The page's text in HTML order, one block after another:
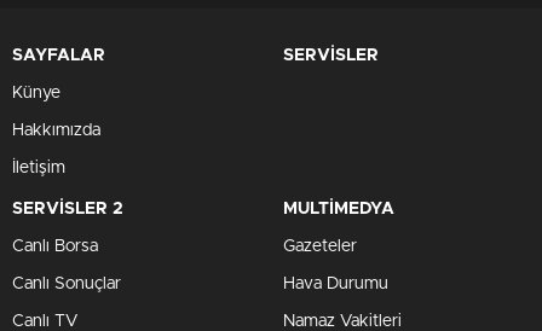
SAYFALAR
Künye
Hakkımızda
İletişim
SERVİSLER
SERVİSLER 2
Canlı Borsa
Canlı Sonuçlar
Canlı TV
MULTİMEDYA
Gazeteler
Hava Durumu
Namaz Vakitleri